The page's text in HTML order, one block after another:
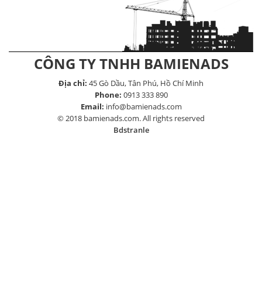
CÔNG TY TNHH BAMIENADS
Địa chỉ: 45 Gò Dầu, Tân Phú, Hồ Chí Minh
Phone: 0913 333 890
Email: info@bamienads.com
© 2018 bamienads.com. All rights reserved
Bdstranle